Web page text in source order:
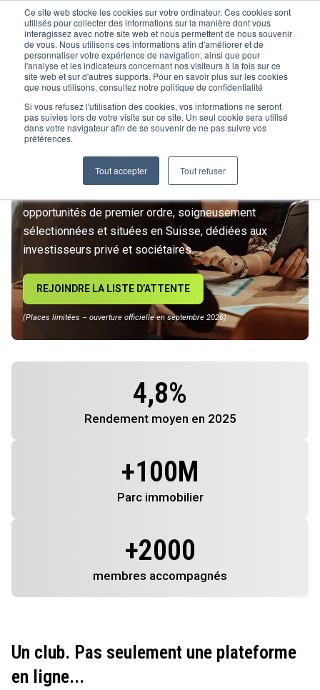
Ce site web stocke les cookies sur votre ordinateur. Ces cookies sont
utilisés pour collecter des informations sur la manière dont vous
interagissez avec notre site web et nous permettent de nous souvenir
de vous. Nous utilisons ces informations afin d'améliorer et de
personnaliser votre expérience de navigation, ainsi que pour
l'analyse et les indicateurs concernant nos visiteurs à la fois sur ce
site web et sur d'autres supports. Pour en savoir plus sur les cookies
que nous utilisons, consultez notre politique de confidentialité
Si vous refusez l'utilisation des cookies, vos informations ne seront
pas suivies lors de votre visite sur ce site. Un seul cookie sera utilisé
dans votre navigateur afin de se souvenir de ne pas suivre vos
préférences.
Tout accepter Tout refuser
L’IMMOBILIER
D’INVESTISSEMENT ENTRE
DANS UNE NOUVELLE ÈRE
Rejoignez le premier club privé d'investissement
opportunités de premier ordre, soigneusement
sélectionnées et situées en Suisse, dédiées aux
investisseurs privé et sociétaires.
REJOINDRE LA LISTE D’ATTENTE
(Places limitées – ouverture officielle en septembre 2026)
4,8%
Rendement moyen en 2025
+100M
Parc immobilier
+2000
membres accompagnés
Un club. Pas seulement une plateforme
en ligne...